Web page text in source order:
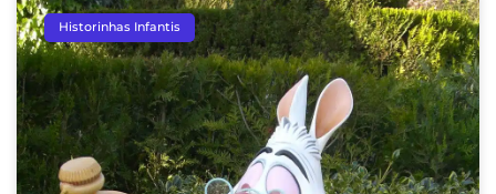
Historinhas Infantis